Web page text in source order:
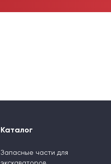
Каталог
Запасные части для